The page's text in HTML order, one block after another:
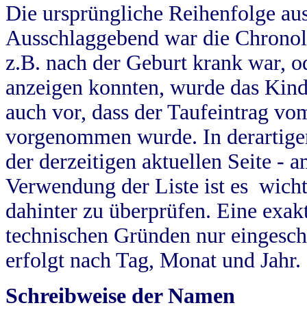
Die ursprüngliche Reihenfolge
Ausschlaggebend war die
z.B. nach der Geburt krank war,
anzeigen konnten, wurde das
auch vor, dass der Taufeintrag
vorgenommen wurde. In
der derzeitigen aktuellen Seite -
Verwendung der Liste ist es
dahinter zu überprüfen. Eine
technischen Gründen nur
erfolgt nach Tag, Monat und Jahr.
Schreibweise der Namen